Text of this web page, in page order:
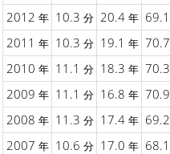
2012 年 10.3 分 20.4 年 69.1
2011 年 10.3 分 19.1 年 70.7
2010 年 11.1 分 18.3 年 70.3
2009 年 11.1 分 16.8 年 70.9
2008 年 11.3 分 17.4 年 69.2
2007 年 10.6 分 17.0 年 68.1